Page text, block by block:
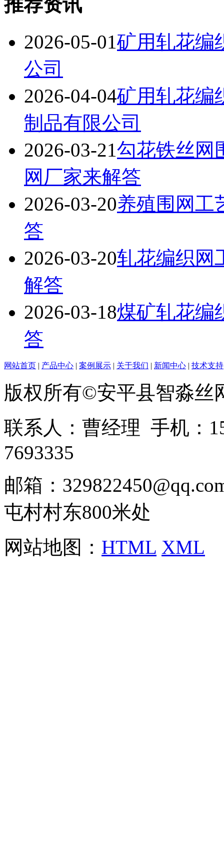
推荐资讯
2026-05-01矿用轧花编
公司
2026-04-04矿用轧花
制品有限公司
2026-03-21勾花铁丝网
网厂家来解答
2026-03-20养殖围网工
答
2026-03-20轧花编织网
解答
2026-03-18煤矿轧花编
答
网站首页 | 产品中心 | 案例展示 | 关于我们 | 新闻中心 | 技术支持
版权所有©安平县智淼丝
联系人：曹经理 手机：
7693335
邮箱：
屯村村东800米处
网站地图： HTML XML